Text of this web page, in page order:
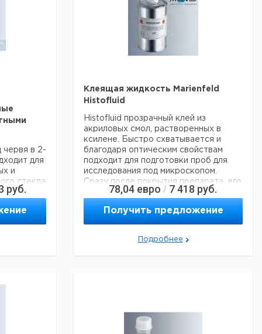
червя в 2-
для
и
стекла
мм
руб.
Клеящая жидкость Marienfeld
Histofluid
Histofluid прозрачный клей из
акриловых смол, растворенных в
ксилене. Быстро схватывается и
благодаря оптическим свойствам
подходит для подготовки проб для
исследования под микроскопом.
Сразу после покрытия препарата, его
можно исследовать и заполнять.
Histofluid также можно использовать
для герметизации бутылочных
пробок.
Дополнительные преимущества:
- при длительном хранении или
изменении температуры в слоях
- сохраняются даже чувствительные
окраски, благодаря кислотному числу
78,04 евро / 7 418 руб.
Получить предложение
Подробнее